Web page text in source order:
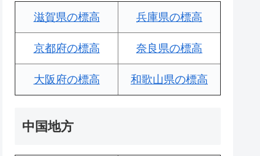
滋賀県の標高 兵庫県の標高
京都府の標高 奈良県の標高
大阪府の標高 和歌山県の標高
中国地方